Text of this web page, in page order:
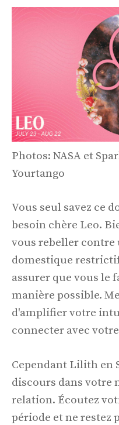
Photos: NASA et
Yourtango
Vous seul savez ce
besoin chère Leo.
vous rebeller
domestique
assurer que vous le
manière possible.
d'amplifier votre
connecter avec
Cependant Lilith en
discours dans votre
relation. Écoutez
période et ne restez